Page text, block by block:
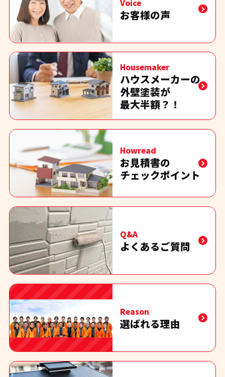
Voice
お客様の声
Housemaker
ハウスメーカーの
外壁塗装が
最大半額？！
Howread
お見積書の
チェックポイント
Q&A
よくあるご質問
Reason
選ばれる理由